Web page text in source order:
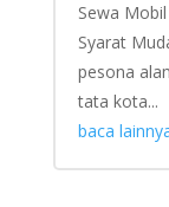
Sewa
Syarat
pesona
tata kota...
baca